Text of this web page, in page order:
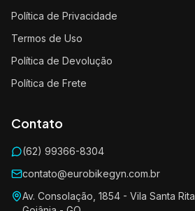
Política de Privacidade
Termos de Uso
Política de Devolução
Política de Frete
Contato
(62) 99366-8304
contato@eurobikegyn.com.br
Av. Consolação, 1854 - Vila Santa Rita